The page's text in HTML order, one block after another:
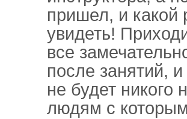
пришел, и какой
увидеть!
все
после занятий,
не будет никого
людям с